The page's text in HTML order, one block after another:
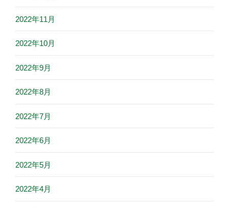
2022年11月
2022年10月
2022年9月
2022年8月
2022年7月
2022年6月
2022年5月
2022年4月